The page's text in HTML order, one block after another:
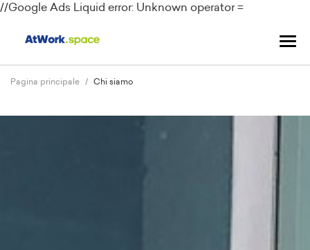
//Google Ads Liquid error: Unknown operator =
Pagina principale Chi siamo